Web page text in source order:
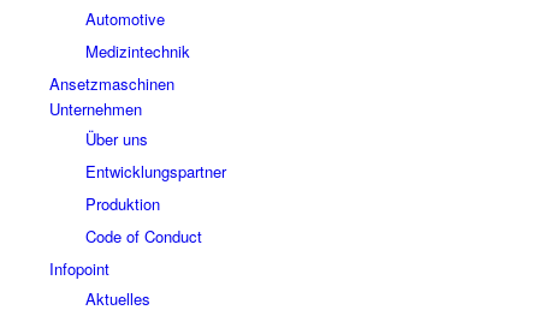
Automotive
Medizintechnik
Ansetzmaschinen
Unternehmen
Über uns
Entwicklungspartner
Produktion
Code of Conduct
Infopoint
Aktuelles